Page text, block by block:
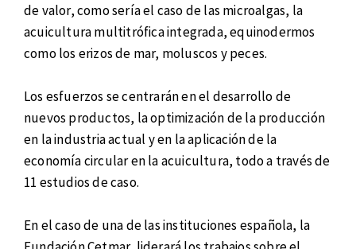
de valor, como sería el caso de las microalgas, la
acuicultura multitrófica integrada, equinodermos
como los erizos de mar, moluscos y peces.
Los esfuerzos se centrarán en el desarrollo de
nuevos productos, la optimización de la producción
en la industria actual y en la aplicación de la
economía circular en la acuicultura, todo a través de
11 estudios de caso.
En el caso de una de las instituciones española, la